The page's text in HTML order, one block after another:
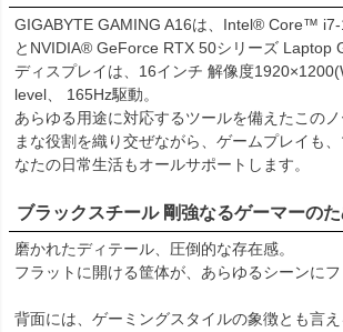
GIGABYTE GAMING A16は、Intel® Core™
とNVIDIA® GeForce RTX 50シリーズ Laptop
ディスプレイは、16インチ 解像度
level、 165Hz駆動。
あらゆる用途に対応するツールを備えたこの
まな役割を織り交ぜながら、ゲームプレイも
なたの日常生活もオールサポートします。
ブラックスチール 剛強なるゲーマーの
磨かれたディテール、圧倒的な存在感。
フラットに開ける筐体が、あらゆるシーンにフ
背面には、ゲーミングスタイルの象徴とも言